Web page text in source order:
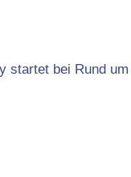
startet bei Rund